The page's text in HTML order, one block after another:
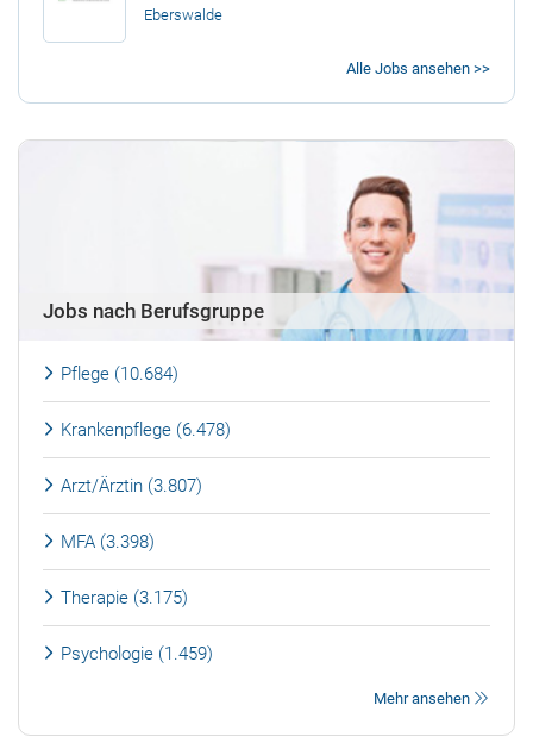
Eberswalde
Alle Jobs ansehen >>
Jobs nach Berufsgruppe
Pflege (10.684)
Krankenpflege (6.478)
Arzt/Ärztin (3.807)
MFA (3.398)
Therapie (3.175)
Psychologie (1.459)
Mehr ansehen